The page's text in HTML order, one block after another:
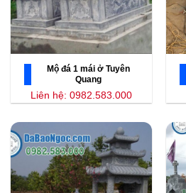
Mộ đá 1 mái ở Tuyên
Quang
Liên hệ: 0982.583.000